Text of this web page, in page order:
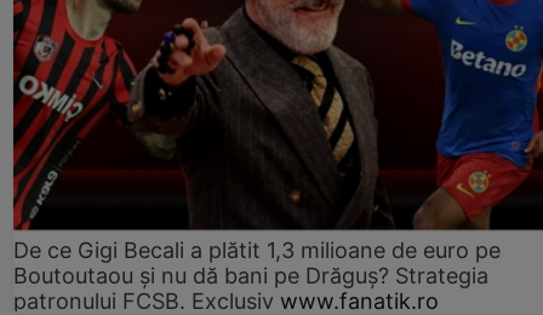
De ce Gigi Becali a plătit 1,3 milioane de euro pe
Boutoutaou și nu dă bani pe Drăguș? Strategia
patronului FCSB. Exclusiv www.fanatik.ro